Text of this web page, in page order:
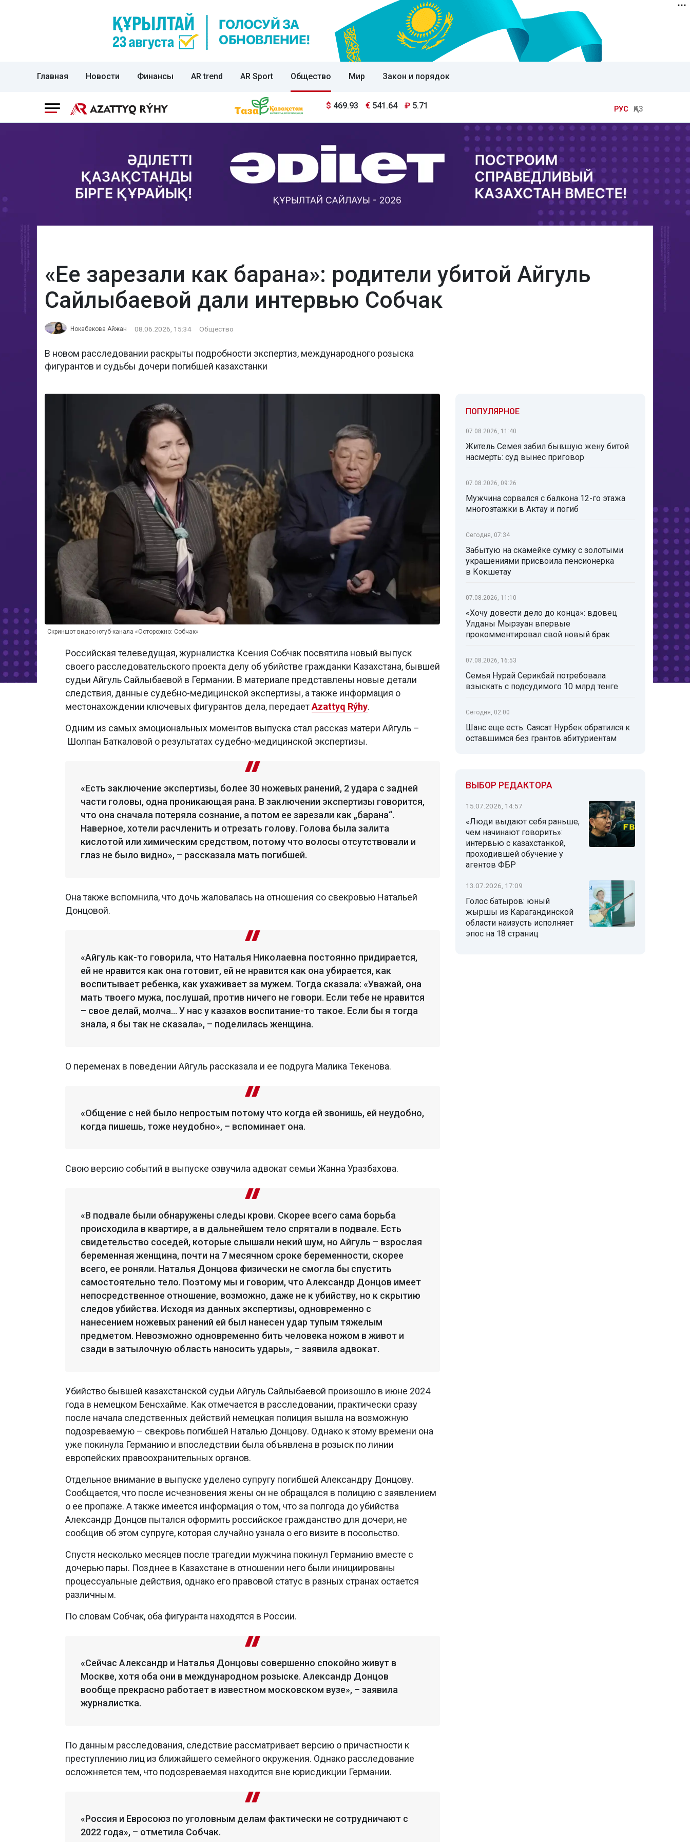
Главная Новости Финансы AR trend AR Sport Общество Мир Закон и порядок
$ 469.93 € 541.64 ₽ 5.71 РУС ҚАЗ
«Ее зарезали как барана»: родители убитой Айгуль
Сайлыбаевой дали интервью Собчак
Нокабекова Айжан 08.06.2026, 15:34 Общество
В новом расследовании раскрыты подробности экспертиз, международного розыска
фигурантов и судьбы дочери погибшей казахстанки
Скриншот видео ютуб-канала «Осторожно: Собчак»
Российская телеведущая, журналистка Ксения Собчак посвятила новый выпуск
своего расследовательского проекта делу об убийстве гражданки Казахстана, бывшей
судьи Айгуль Сайлыбаевой в Германии. В материале представлены новые детали
следствия, данные судебно-медицинской экспертизы, а также информация о
местонахождении ключевых фигурантов дела, передаетAzattyq Rýhy.
Одним из самых эмоциональных моментов выпуска стал рассказ матери Айгуль –
Шолпан Баткаловой о результатах судебно-медицинской экспертизы.
«Есть заключение экспертизы, более 30 ножевых ранений, 2 удара с задней
части головы, одна проникающая рана. В заключении экспертизы говорится,
что она сначала потеряла сознание, а потом ее зарезали как „барана“.
Наверное, хотели расчленить и отрезать голову. Голова была залита
кислотой или химическим средством, потому что волосы отсутствовали и
глаз не было видно», – рассказала мать погибшей.
Она также вспомнила, что дочь жаловалась на отношения со свекровью Натальей
Донцовой.
«Айгуль как-то говорила, что Наталья Николаевна постоянно придирается,
ей не нравится как она готовит, ей не нравится как она убирается, как
воспитывает ребенка, как ухаживает за мужем. Тогда сказала: «Уважай, она
мать твоего мужа, послушай, против ничего не говори. Если тебе не нравится
– свое делай, молча… У нас у казахов воспитание-то такое. Если бы я тогда
знала, я бы так не сказала», – поделилась женщина.
О переменах в поведении Айгуль рассказала и ее подруга Малика Текенова.
«Общение с ней было непростым потому что когда ей звонишь, ей неудобно,
когда пишешь, тоже неудобно», – вспоминает она.
Свою версию событий в выпуске озвучила адвокат семьи Жанна Уразбахова.
«В подвале были обнаружены следы крови. Скорее всего сама борьба
происходила в квартире, а в дальнейшем тело спрятали в подвале. Есть
свидетельство соседей, которые слышали некий шум, но Айгуль – взрослая
беременная женщина, почти на 7 месячном сроке беременности, скорее
всего, ее роняли. Наталья Донцова физически не смогла бы спустить
самостоятельно тело. Поэтому мы и говорим, что Александр Донцов имеет
непосредственное отношение, возможно, даже не к убийству, но к скрытию
следов убийства. Исходя из данных экспертизы, одновременно с
нанесением ножевых ранений ей был нанесен удар тупым тяжелым
предметом. Невозможно одновременно бить человека ножом в живот и
сзади в затылочную область наносить удары», – заявила адвокат.
Убийство бывшей казахстанской судьи Айгуль Сайлыбаевой произошло в июне 2024
года в немецком Бенсхайме. Как отмечается в расследовании, практически сразу
после начала следственных действий немецкая полиция вышла на возможную
подозреваемую – свекровь погибшей Наталью Донцову. Однако к этому времени она
уже покинула Германию и впоследствии была объявлена в розыск по линии
европейских правоохранительных органов.
Отдельное внимание в выпуске уделено супругу погибшей Александру Донцову.
Сообщается, что после исчезновения жены он не обращался в полицию с заявлением
о ее пропаже. А также имеется информация о том, что за полгода до убийства
Александр Донцов пытался оформить российское гражданство для дочери, не
сообщив об этом супруге, которая случайно узнала о его визите в посольство.
Спустя несколько месяцев после трагедии мужчина покинул Германию вместе с
дочерью пары. Позднее в Казахстане в отношении него были инициированы
процессуальные действия, однако его правовой статус в разных странах остается
различным.
По словам Собчак, оба фигуранта находятся в России.
«Сейчас Александр и Наталья Донцовы совершенно спокойно живут в
Москве, хотя оба они в международном розыске. Александр Донцов
вообще прекрасно работает в известном московском вузе», – заявила
журналистка.
По данным расследования, следствие рассматривает версию о причастности к
преступлению лиц из ближайшего семейного окружения. Однако расследование
осложняется тем, что подозреваемая находится вне юрисдикции Германии.
«Россия и Евросоюз по уголовным делам фактически не сотрудничают с
2022 года», – отметила Собчак.
ПОПУЛЯРНОЕ
07.08.2026, 11:40
Житель Семея забил бывшую жену битой
насмерть: суд вынес приговор
07.08.2026, 09:26
Мужчина сорвался с балкона 12-го этажа
многоэтажки в Актау и погиб
Сегодня, 07:34
Забытую на скамейке сумку с золотыми
украшениями присвоила пенсионерка
в Кокшетау
07.08.2026, 11:10
«Хочу довести дело до конца»: вдовец
Улданы Мырзуан впервые
прокомментировал свой новый брак
07.08.2026, 16:53
Семья Нурай Серикбай потребовала
взыскать с подсудимого 10 млрд тенге
Сегодня, 02:00
Шанс еще есть: Саясат Нурбек обратился к
оставшимся без грантов абитуриентам
ВЫБОР РЕДАКТОРА
15.07.2026, 14:57
«Люди выдают себя раньше,
чем начинают говорить»:
интервью с казахстанкой,
проходившей обучение у
агентов ФБР
13.07.2026, 17:09
Голос батыров: юный
жыршы из Карагандинской
области наизусть исполняет
эпос на 18 страниц